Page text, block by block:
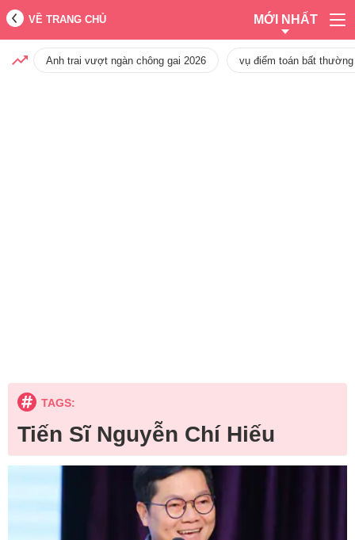
VỀ TRANG CHỦ MỚI NHẤT
Anh trai vượt ngàn chông gai 2026 vụ điểm toán bất
TAGS:
Tiến Sĩ Nguyễn Chí Hiếu